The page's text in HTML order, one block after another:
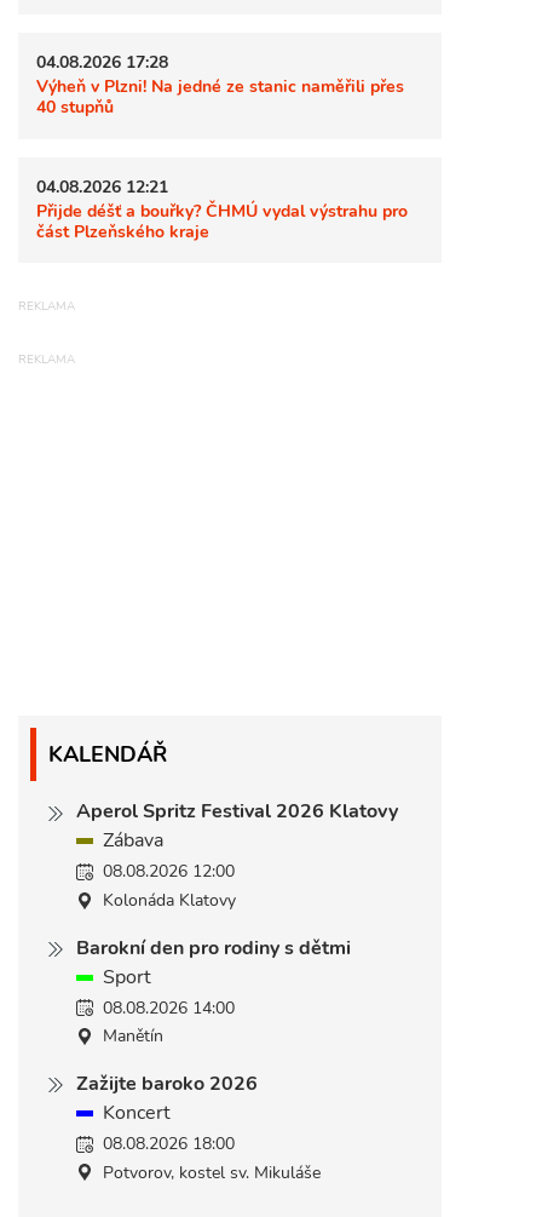
04.08.2026 17:28
Výheň v Plzni! Na jedné ze stanic naměřili přes
40 stupňů
04.08.2026 12:21
Přijde déšť a bouřky? ČHMÚ vydal výstrahu pro
část Plzeňského kraje
KALENDÁŘ
Aperol Spritz Festival 2026 Klatovy
Zábava
08.08.2026 12:00
Kolonáda Klatovy
Barokní den pro rodiny s dětmi
Sport
08.08.2026 14:00
Manětín
Zažijte baroko 2026
Koncert
08.08.2026 18:00
Potvorov, kostel sv. Mikuláše